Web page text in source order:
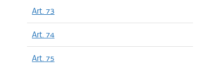
Art. 73
Art. 74
Art. 75